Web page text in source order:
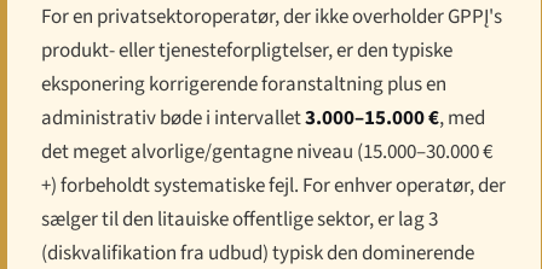
For en privatsektoroperatør, der ikke overholder GPPĮ's
produkt- eller tjenesteforpligtelser, er den typiske
eksponering korrigerende foranstaltning plus en
administrativ bøde i intervallet3.000–15.000 €, med
det meget alvorlige/gentagne niveau (15.000–30.000 €
+) forbeholdt systematiske fejl. For enhver operatør, der
sælger til den litauiske offentlige sektor, er lag 3
(diskvalifikation fra udbud) typisk den dominerende